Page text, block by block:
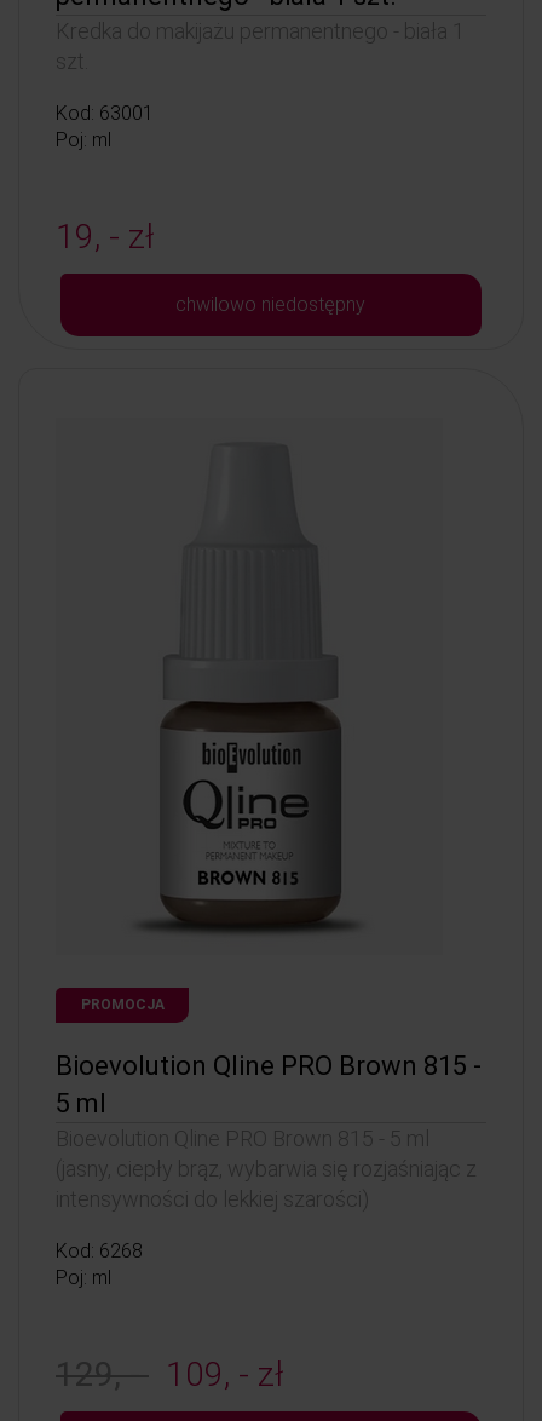
Kredka do makijażu permanentnego - biała 1
szt.
Kod: 63001
Poj: ml
19, - zł
chwilowo niedostępny
PROMOCJA
Bioevolution Qline PRO Brown 815 -
5 ml
Bioevolution Qline PRO Brown 815 - 5 ml
(jasny, ciepły brąz, wybarwia się rozjaśniając z
intensywności do lekkiej szarości)
Kod: 6268
Poj: ml
129, - 109, - zł